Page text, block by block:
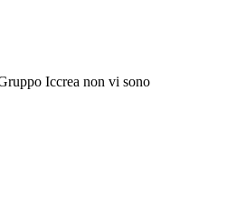
Iccrea non vi sono